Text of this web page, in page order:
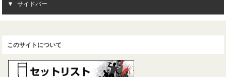
サイドバー
このサイトについて